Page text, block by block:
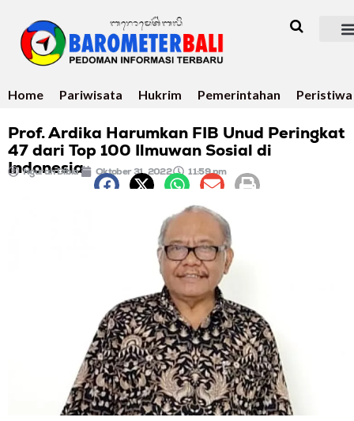
Home Pariwisata Hukrim Pemerintahan Peristiwa
Prof. Ardika Harumkan FIB Unud Peringkat
47 dari Top 100 Ilmuwan Sosial di
Indonesia
Ngurah Dibia Oktober 31, 2022 11:59 pm